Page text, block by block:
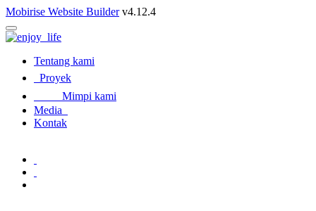
Mobirise Website Builderv4.12.4
Tentang kami
Proyek
Mimpi kami
Media
Kontak